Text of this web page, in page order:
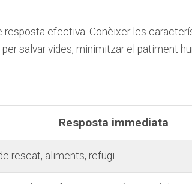
efectiva. Conèixer les⁣
⁤salvar⁣ vides, minimitzar el patiment⁤
Resposta immediata
​rescat,‍ aliments, refugi